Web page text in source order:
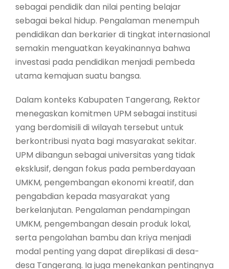
sebagai pendidik dan nilai penting belajar
sebagai bekal hidup. Pengalaman menempuh
pendidikan dan berkarier di tingkat internasional
semakin menguatkan keyakinannya bahwa
investasi pada pendidikan menjadi pembeda
utama kemajuan suatu bangsa.
Dalam konteks Kabupaten Tangerang, Rektor
menegaskan komitmen UPM sebagai institusi
yang berdomisili di wilayah tersebut untuk
berkontribusi nyata bagi masyarakat sekitar.
UPM dibangun sebagai universitas yang tidak
eksklusif, dengan fokus pada pemberdayaan
UMKM, pengembangan ekonomi kreatif, dan
pengabdian kepada masyarakat yang
berkelanjutan. Pengalaman pendampingan
UMKM, pengembangan desain produk lokal,
serta pengolahan bambu dan kriya menjadi
modal penting yang dapat direplikasi di desa-
desa Tangerang. Ia juga menekankan pentingnya